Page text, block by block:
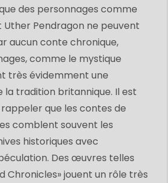
des personnages comme
Uther Pendragon ne peuvent
aucun conte chronique,
comme le mystique
très évidemment une
la tradition britannique. Il est
que les contes de
comblent souvent les
historiques avec
Des œuvres telles
Chronicles» jouent un rôle très